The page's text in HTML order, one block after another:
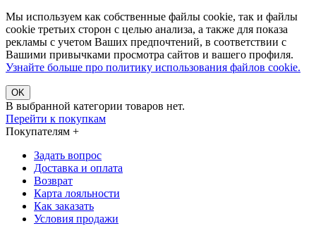
Мы используем как собственные файлы cookie, так и файлы
cookie третьих сторон с целью анализа, а также для показа
рекламы с учетом Ваших предпочтений, в соответствии с
Вашими привычками просмотра сайтов и вашего профиля.
Узнайте больше про политику использования файлов cookie.
ОK
В выбранной категории товаров нет.
Перейти к покупкам
Покупателям +
Задать вопрос
Доставка и оплата
Возврат
Карта лояльности
Как заказать
Условия продажи